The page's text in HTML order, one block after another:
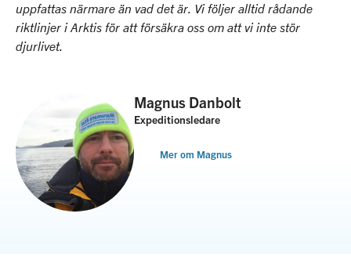
uppfattas närmare än vad det är. Vi följer alltid rådande
riktlinjer i Arktis för att försäkra oss om att vi inte stör
djurlivet.
Magnus Danbolt
Expeditionsledare
Mer om Magnus